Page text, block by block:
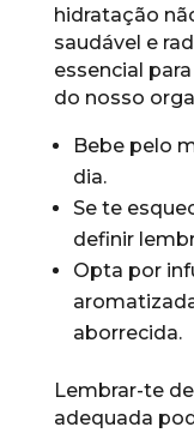
hidratação
saudável e
essencial
do nosso
Bebe pelo
dia.
Se te
definir
Opta por
aborrecida.
Lembrar-te
adequada